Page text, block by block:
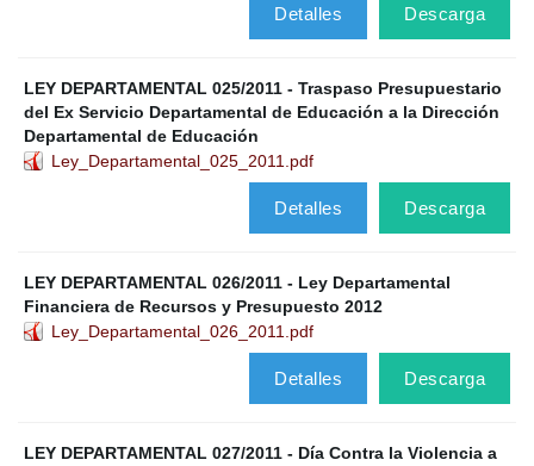
Descarga
Detalles
LEY DEPARTAMENTAL 025/2011 - Traspaso Presupuestario
del Ex Servicio Departamental de Educación a la Dirección
Departamental de Educación
Ley_Departamental_025_2011.pdf
Descarga
Detalles
LEY DEPARTAMENTAL 026/2011 - Ley Departamental
Financiera de Recursos y Presupuesto 2012
Ley_Departamental_026_2011.pdf
Descarga
Detalles
LEY DEPARTAMENTAL 027/2011 - Día Contra la Violencia a